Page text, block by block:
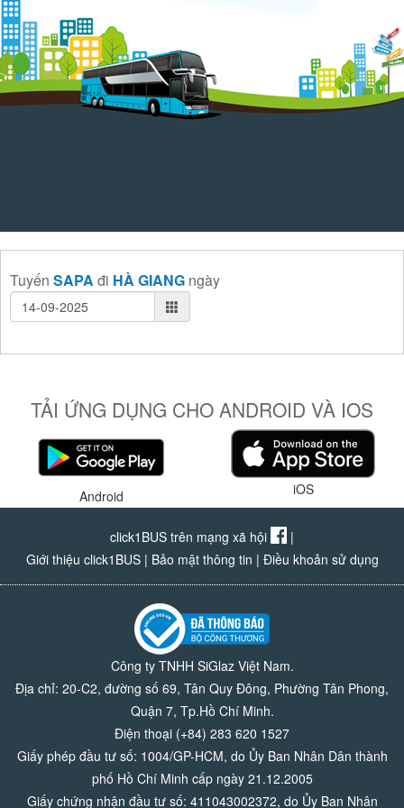
Tuyến SAPA đi HÀ GIANG ngày
TẢI ỨNG DỤNG CHO ANDROID VÀ IOS
Android iOS
click1BUS trên mạng xã hội
|
Giới thiệu click1BUS| Bảo mật thông tin | Điều khoản sử dụng
Công ty TNHH SiGlaz Việt Nam.
Địa chỉ: 20-C2, đường số 69, Tân Quy Đông, Phường Tân Phong,
Quận 7, Tp.Hồ Chí Minh.
Điện thoại (+84) 283 620 1527
Giấy phép đầu tư số: 1004/GP-HCM, do Ủy Ban Nhân Dân thành
phố Hồ Chí Minh cấp ngày 21.12.2005
Giấy chứng nhận đầu tư số: 411043002372, do Ủy Ban Nhân